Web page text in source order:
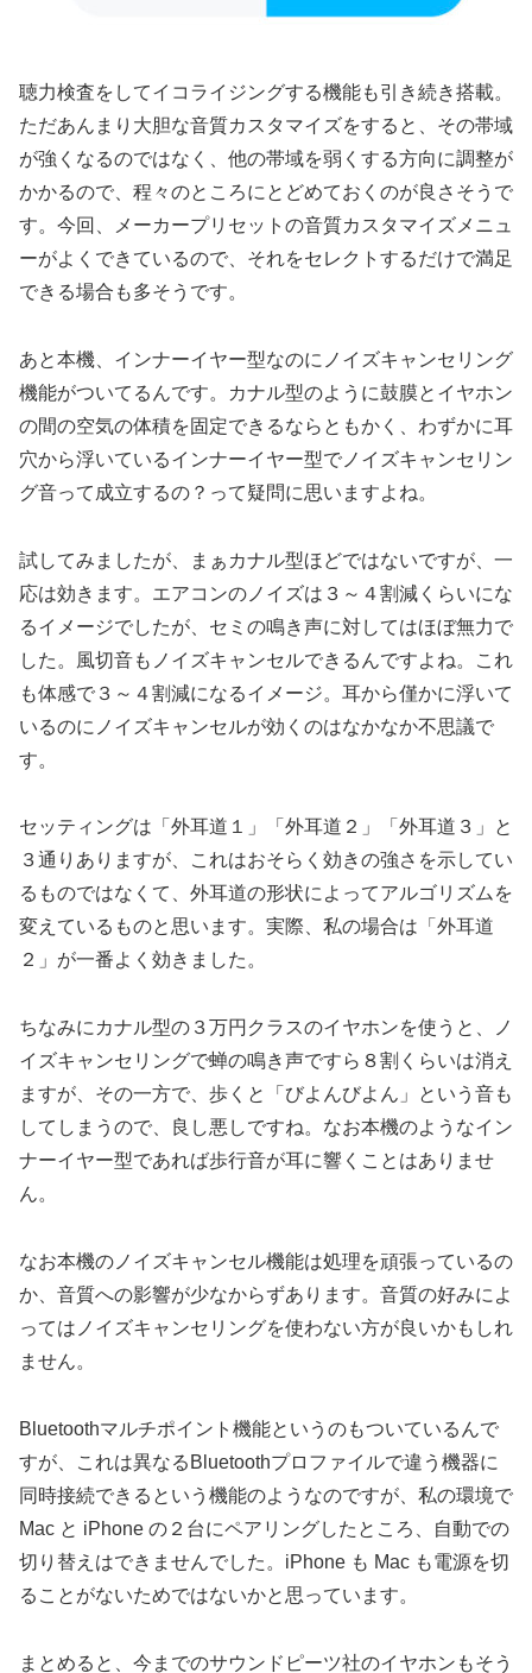
聴力検査をしてイコライジングする機能も引き続き搭載。
ただあんまり大胆な音質カスタマイズをすると、その帯域
が強くなるのではなく、他の帯域を弱くする方向に調整が
かかるので、程々のところにとどめておくのが良さそうで
す。今回、メーカープリセットの音質カスタマイズメニュ
ーがよくできているので、それをセレクトするだけで満足
できる場合も多そうです。
あと本機、インナーイヤー型なのにノイズキャンセリング
機能がついてるんです。カナル型のように鼓膜とイヤホン
の間の空気の体積を固定できるならともかく、わずかに耳
穴から浮いているインナーイヤー型でノイズキャンセリン
グ音って成立するの？って疑問に思いますよね。
試してみましたが、まぁカナル型ほどではないですが、一
応は効きます。エアコンのノイズは３～４割減くらいにな
るイメージでしたが、セミの鳴き声に対してはほぼ無力で
した。風切音もノイズキャンセルできるんですよね。これ
も体感で３～４割減になるイメージ。耳から僅かに浮いて
いるのにノイズキャンセルが効くのはなかなか不思議で
す。
セッティングは「外耳道１」「外耳道２」「外耳道３」と
３通りありますが、これはおそらく効きの強さを示してい
るものではなくて、外耳道の形状によってアルゴリズムを
変えているものと思います。実際、私の場合は「外耳道
２」が一番よく効きました。
ちなみにカナル型の３万円クラスのイヤホンを使うと、ノ
イズキャンセリングで蝉の鳴き声ですら８割くらいは消え
ますが、その一方で、歩くと「びよんびよん」という音も
してしまうので、良し悪しですね。なお本機のようなイン
ナーイヤー型であれば歩行音が耳に響くことはありませ
ん。
なお本機のノイズキャンセル機能は処理を頑張っているの
か、音質への影響が少なからずあります。音質の好みによ
ってはノイズキャンセリングを使わない方が良いかもしれ
ません。
Bluetoothマルチポイント機能というのもついているんで
すが、これは異なるBluetoothプロファイルで違う機器に
同時接続できるという機能のようなのですが、私の環境で
Mac と iPhone の２台にペアリングしたところ、自動での
切り替えはできませんでした。iPhone も Mac も電源を切
ることがないためではないかと思っています。
まとめると、今までのサウンドピーツ社のイヤホンもそう